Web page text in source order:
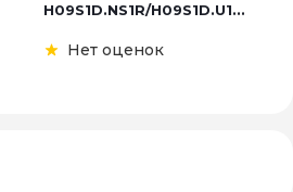
H09S1D.NS1R/H09S1D.U1...
Нет оценок